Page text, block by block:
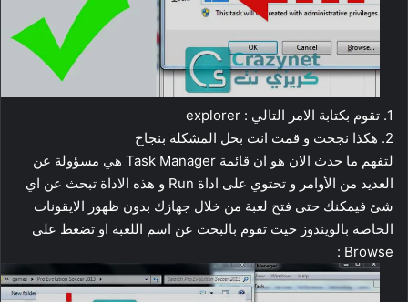
1. تقوم بكتابة الامر التالي : explorer
2. هكذا نجحت و قمت انت بحل المشكلة بنجاح
لتفهم ما حدث الان هو ان قائمة Task Manager هي مسؤولة عن
العديد من الأوامر و تحتوي على اداة Run و هذه الاداة تبحث عن اي
شئ فيمكنك حتى فتح لعبة من خلال جهازك بدون ظهور الايقونات
الخاصة بالويندوز حيث تقوم بالبحث عن اسم اللعبة او تضغط علي
Browse :